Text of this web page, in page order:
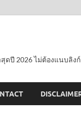
ดปี 2026 ไม่ต้องแนบลิงก์